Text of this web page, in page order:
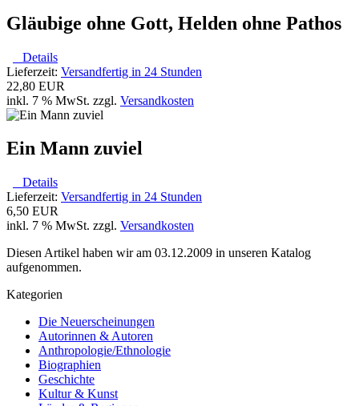
Gläubige ohne Gott, Helden ohne Pathos
Details
Lieferzeit: Versandfertig in 24 Stunden
22,80 EUR
inkl. 7 % MwSt. zzgl. Versandkosten
Ein Mann zuviel
Details
Lieferzeit: Versandfertig in 24 Stunden
6,50 EUR
inkl. 7 % MwSt. zzgl. Versandkosten
Diesen Artikel haben wir am 03.12.2009 in unseren Katalog
aufgenommen.
Kategorien
Die Neuerscheinungen
Autorinnen & Autoren
Anthropologie/Ethnologie
Biographien
Geschichte
Kultur & Kunst